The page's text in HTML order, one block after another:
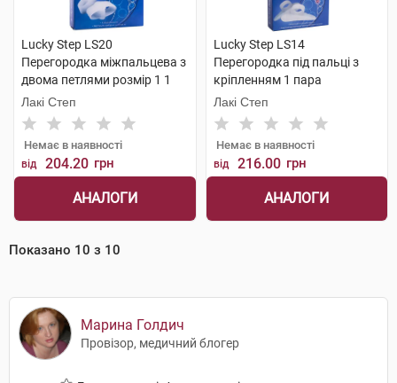
Lucky Step LS20
Перегородка міжпальцева з
двома петлями розмір 1 1
пара
Лакі Степ
Немає в наявності
від 204.20 грн
АНАЛОГИ
Lucky Step LS14
Перегородка під пальці з
кріпленням 1 пара
Лакі Степ
Немає в наявності
від 216.00 грн
АНАЛОГИ
Показано 10 з 10
Марина Голдич
Провізор, медичний блогер